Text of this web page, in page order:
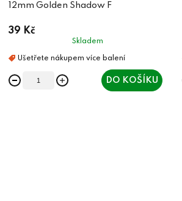
12mm Golden Shadow F
39 Kč
Skladem
DO KOŠÍKU